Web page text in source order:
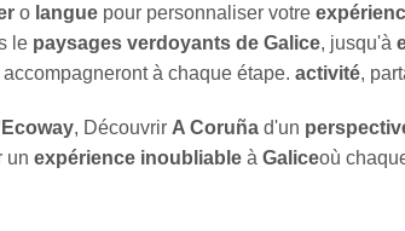
o langue pour personnaliser votre
le paysages verdoyants de Galice, jusqu'à
accompagneront à chaque étape. activité,
, Découvrir A Coruña d'un
un expérience inoubliable à Galiceoù